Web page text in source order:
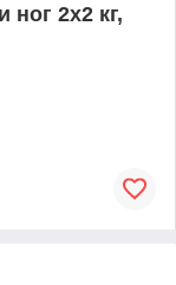
ног 2х2 кг,